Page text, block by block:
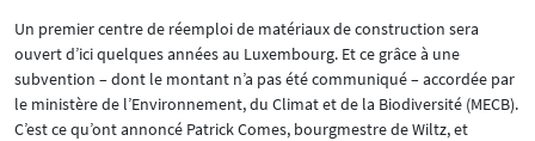
Un premier centre de réemploi de matériaux de construction sera
ouvert d’ici quelques années au Luxembourg. Et ce grâce à une
subvention – dont le montant n’a pas été communiqué – accordée par
le ministère de l’Environnement, du Climat et de la Biodiversité (MECB).
C’est ce qu’ont annoncé Patrick Comes, bourgmestre de Wiltz, et